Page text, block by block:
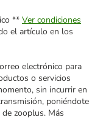
** Ver condiciones
el artículo en los
electrónico para
o servicios
sin incurrir en
poniéndote
zooplus. Más